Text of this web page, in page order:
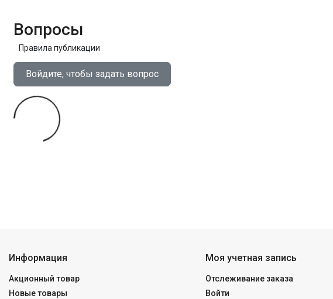
Вопросы
Правила публикации
Войдите, чтобы задать вопрос
Информация
Акционный товар
Новые товары
Моя учетная запись
Отслеживание заказа
Войти